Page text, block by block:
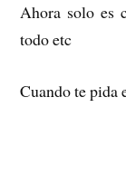
Ahora solo es
todo etc
Cuando te pida